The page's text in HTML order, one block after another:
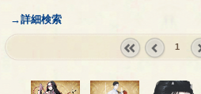
→詳細検索
prev
1